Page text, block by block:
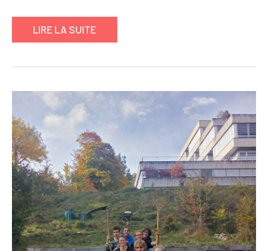
LIRE LA SUITE